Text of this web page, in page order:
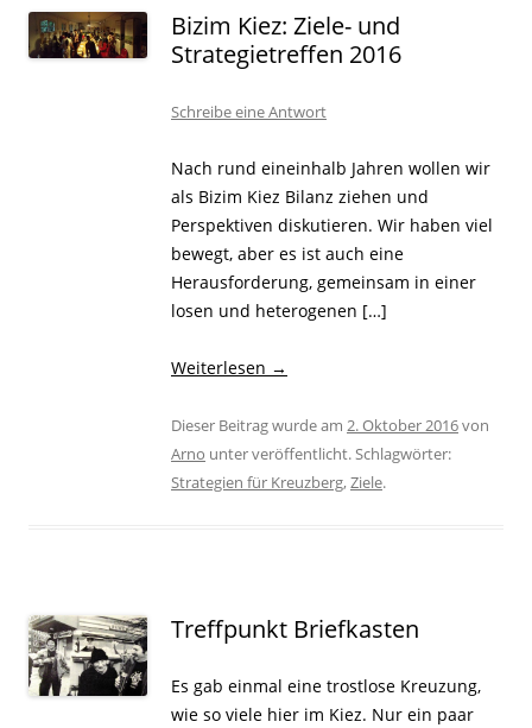
Bizim Kiez: Ziele- und
Strategietreffen 2016
Schreibe eine Antwort
Nach rund eineinhalb Jahren wollen wir
als Bizim Kiez Bilanz ziehen und
Perspektiven diskutieren. Wir haben viel
bewegt, aber es ist auch eine
Herausforderung, gemeinsam in einer
losen und heterogenen […]
Weiterlesen →
Dieser Beitrag wurde am 2. Oktober 2016von
Arno unter veröffentlicht. Schlagwörter:
Strategien für Kreuzberg,Ziele.
Treffpunkt Briefkasten
Es gab einmal eine trostlose Kreuzung,
wie so viele hier im Kiez. Nur ein paar